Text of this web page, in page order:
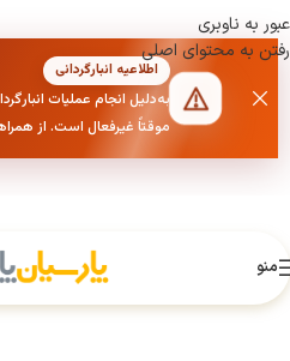
عبور به ناوبری
رفتن به محتوای اصلی
اطلاعیه انبارگردانی
به‌دلیل انجام عملیات
موقتاً غیرفعال است. از
منو